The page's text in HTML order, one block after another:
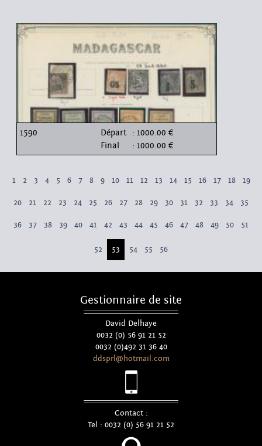
1590 Départ : 1000.00 €
Final
: 1000.00 €
1 2 3 4 5 6 7 8 9 10 11 12 13 14 15 16 17 18 19
20 21 22 23 24 25 26 27 28 29 30 31 32 33 34 35
36 37 38 39 40 41 42 43 44 45 46 47 48 49 50 51
52 53 54 55 56
Gestionnaire de site
David Delhaye
0032 (0) 56 91 21 52
0032 (0)492 31 36 40
ddsprl@hotmail.com
Contact :
Tel : 0032 (0) 56 91 21 52